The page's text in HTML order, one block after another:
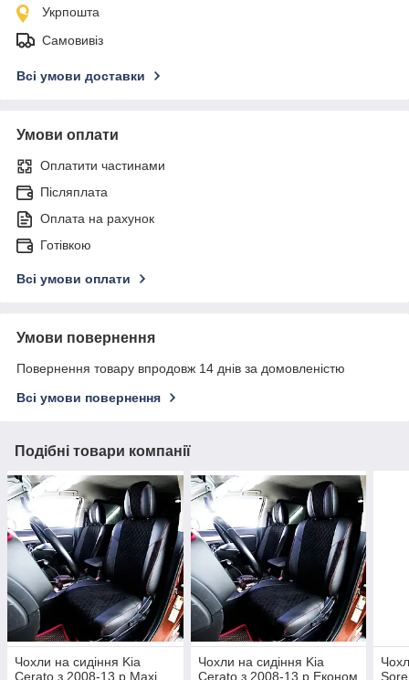
Укрпошта
Самовивіз
Всі умови доставки
Умови оплати
Оплатити частинами
Післяплата
Оплата на рахунок
Готівкою
Всі умови оплати
Умови повернення
Повернення товару впродовж 14 днів за домовленістю
Всі умови повернення
Подібні товари компанії
Чохли на сидіння Kia
Cerato з 2008-13 р Maxi
Чохли на сидіння Kia
Cerato з 2008-13 р Економ